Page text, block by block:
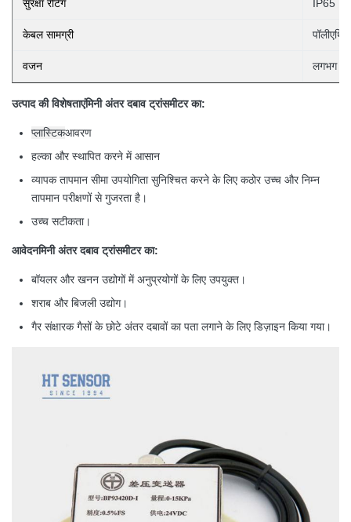
सुरक्षा रेटिंग IP65
केबल सामग्री
वजन लगभग
उत्पाद की विशेषताएंमिनी अंतर दबाव ट्रांसमीटर का:
प्लास्टिकआवरण
हल्का और स्थापित करने में आसान
व्यापक तापमान सीमा उपयोगिता सुनिश्चित करने के लिए कठोर उच्च और निम्न
तापमान परीक्षणों से गुजरता है।
उच्च सटीकता।
आवेदनमिनी अंतर दबाव ट्रांसमीटर का:
बॉयलर और खनन उद्योगों में अनुप्रयोगों के लिए उपयुक्त।
शराब और बिजली उद्योग।
गैर संक्षारक गैसों के छोटे अंतर दबावों का पता लगाने के लिए डिज़ाइन किया गया।